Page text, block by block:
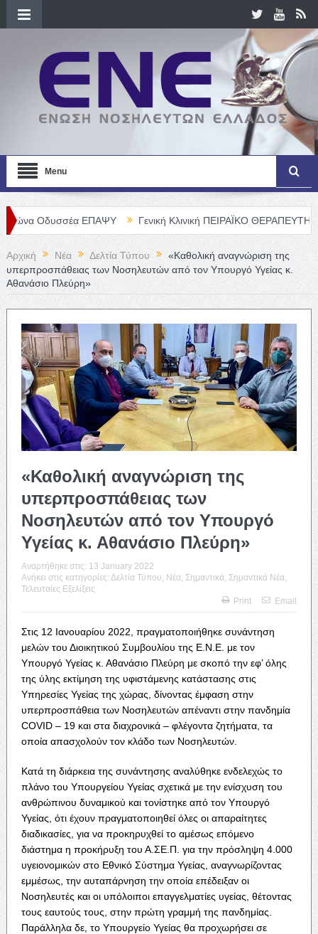
Menu
ΕΠΑΨΥ Γενική Κλινική ΠΕΙΡΑΪΚΟ ΘΕΡΑΠΕΥΤΗΡΙΟ Α. Ε. –
Αρχική Νέα Δελτία Τύπου
«Καθολική αναγνώριση της
υπερπροσπάθειας των Νοσηλευτών από τον Υπουργό Υγείας κ.
Αθανάσιο Πλεύρη»
«Καθολική αναγνώριση της
υπερπροσπάθειας των
Νοσηλευτών από τον Υπουργό
Υγείας κ. Αθανάσιο Πλεύρη»
Αναρτήθηκε στις: 13 January 2022
Ανήκει στις κατηγορίες: Δελτία Τύπου Νέα Σημαντικά Σημαντικά Νέα
Τελευταίες Εξελίξεις
Print
Email
Στις 12 Ιανουαρίου 2022, πραγματοποιήθηκε συνάντηση
μελών του Διοικητικού Συμβουλίου της Ε.Ν.Ε. με τον
Υπουργό Υγείας κ. Αθανάσιο Πλεύρη με σκοπό την εφ’ όλης
της ύλης εκτίμηση της υφιστάμενης κατάστασης στις
Υπηρεσίες Υγείας της χώρας, δίνοντας έμφαση στην
υπερπροσπάθεια των Νοσηλευτών απέναντι στην πανδημία
COVID – 19 και στα διαχρονικά – φλέγοντα ζητήματα, τα
οποία απασχολούν τον κλάδο των Νοσηλευτών.
Κατά τη διάρκεια της συνάντησης αναλύθηκε ενδελεχώς το
πλάνο του Υπουργείου Υγείας σχετικά με την ενίσχυση του
ανθρώπινου δυναμικού και τονίστηκε από τον Υπουργό
Υγείας, ότι έχουν πραγματοποιηθεί όλες οι απαραίτητες
διαδικασίες, για να προκηρυχθεί το αμέσως επόμενο
διάστημα η προκήρυξη του Α.ΣΕ.Π. για την πρόσληψη 4.000
υγειονομικών στο Εθνικό Σύστημα Υγείας, αναγνωρίζοντας
εμμέσως, την αυταπάρνηση την οποία επέδειξαν οι
Νοσηλευτές και οι υπόλοιποι επαγγελματίες υγείας, θέτοντας
τους εαυτούς τους, στην πρώτη γραμμή της πανδημίας.
Παράλληλα δε, το Υπουργείο Υγείας θα προχωρήσει σε